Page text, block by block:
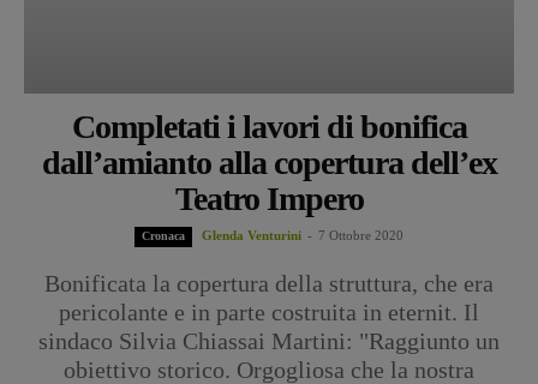
Completati i lavori di bonifica
dall’amianto alla copertura dell’ex
Teatro Impero
Cronaca Glenda Venturini - 7 Ottobre 2020
Bonificata la copertura della struttura, che era
pericolante e in parte costruita in eternit. Il
sindaco Silvia Chiassai Martini: "Raggiunto un
obiettivo storico. Orgogliosa che la nostra